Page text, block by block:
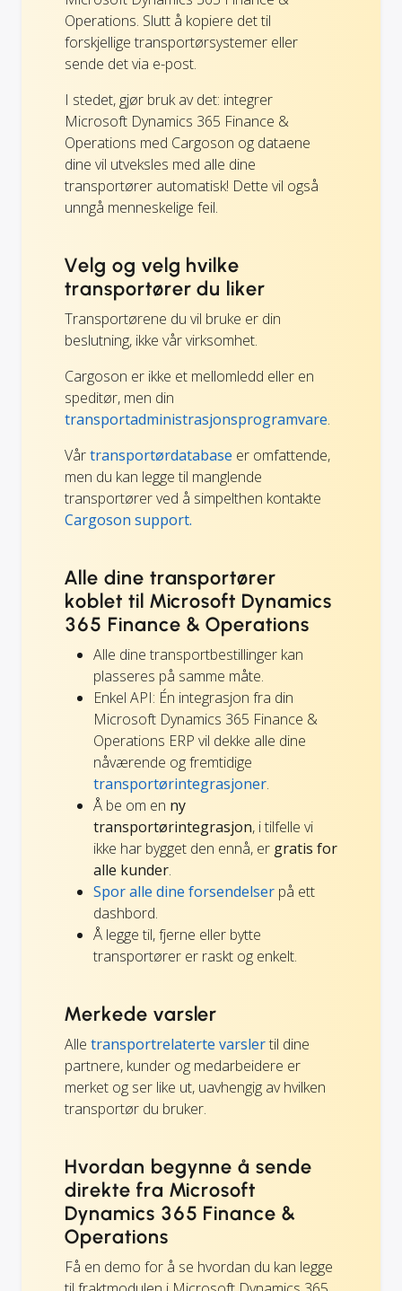
Operations. Slutt å kopiere det til
forskjellige transportørsystemer eller
sende det via e-post.
I stedet, gjør bruk av det: integrer
Microsoft Dynamics 365 Finance &
Operations med Cargoson og dataene
dine vil utveksles med alle dine
transportører automatisk! Dette vil også
unngå menneskelige feil.
Velg og velg hvilke
transportører du liker
Transportørene du vil bruke er din
beslutning, ikke vår virksomhet.
Cargoson er ikke et mellomledd eller en
speditør, men din
transportadministrasjonsprogramvare.
Vårtransportørdatabase er omfattende,
men du kan legge til manglende
transportører ved å simpelthen kontakte
Cargoson support.
Alle dine transportører
koblet til Microsoft Dynamics
365 Finance & Operations
Alle dine transportbestillinger kan
plasseres på samme måte.
Enkel API: Én integrasjon fra din
Microsoft Dynamics 365 Finance &
Operations ERP vil dekke alle dine
nåværende og fremtidige
transportørintegrasjoner.
Å be om en ny
transportørintegrasjon, i tilfelle vi
ikke har bygget den ennå, er gratis for
alle kunder.
Spor alle dine forsendelser på ett
dashbord.
Å legge til, fjerne eller bytte
transportører er raskt og enkelt.
Merkede varsler
Alle transportrelaterte varslertil dine
partnere, kunder og medarbeidere er
merket og ser like ut, uavhengig av hvilken
transportør du bruker.
Hvordan begynne å sende
direkte fra Microsoft
Dynamics 365 Finance &
Operations
Få en demo for å se hvordan du kan legge